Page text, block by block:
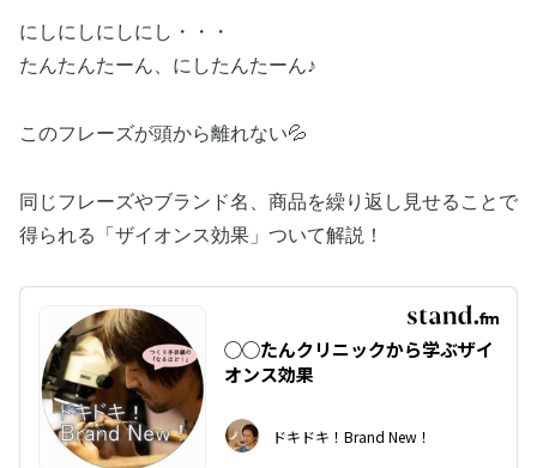
にしにしにしにし・・・
たんたんたーん、にしたんたーん♪
このフレーズが頭から離れない💦
同じフレーズやブランド名、商品を繰り返し見せることで
得られる「ザイオンス効果」ついて解説！